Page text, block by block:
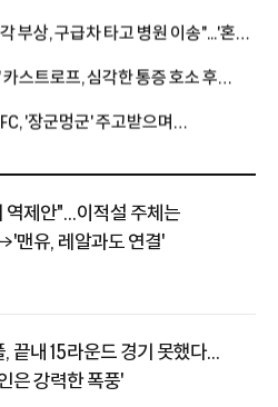
"오늘 경기 통해 많이 느꼈을 것"
부상, 구급차 타고 병원 이송"...'혼혈
쓰러졌다
스트로프, 심각한 통증 호소 후
'장군멍군' 주고받으며
역제안"...이적설 주체는
맨유, 레알과도 연결'
끝내 15라운드 경기 못했다...
은 강력한 폭풍'